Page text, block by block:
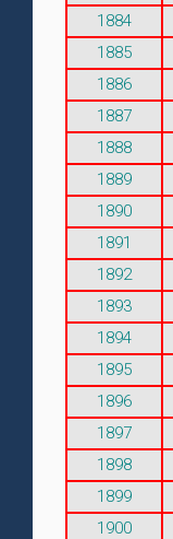
1884
1885
1886
1887
1888
1889
1890
1891
1892
1893
1894
1895
1896
1897
1898
1899
1900